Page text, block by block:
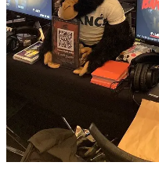
その他
電ファミニコゲーマーとは？
運営：株式会社マレ